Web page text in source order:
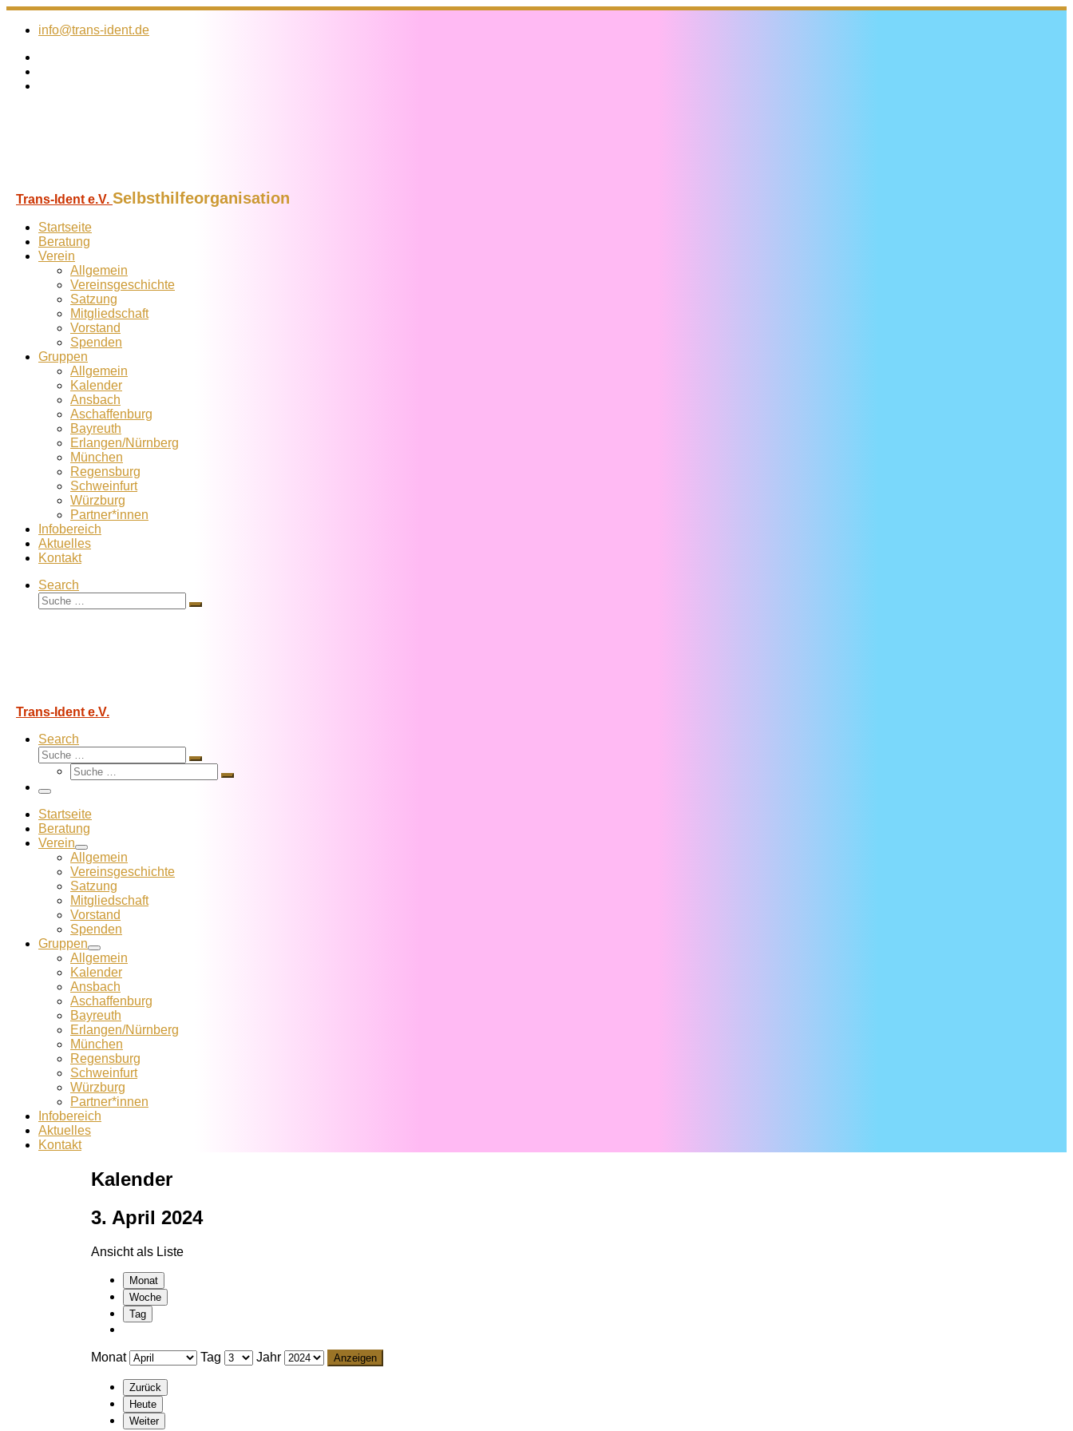
Zum
Inhalt
info@trans-ident.de
Trans-Ident e.V. Selbsthilfeorganisation
Startseite
Beratung
Verein
Allgemein
Vereins­geschichte
Satzung
Mitglied­schaft
Vorstand
Spenden
Gruppen
Allgemein
Kalender
Ansbach
Aschaffenburg
Bayreuth
Erlangen/Nürnberg
München
Regensburg
Schweinfurt
Würzburg
Partner*innen
Infobereich
Aktuelles
Kontakt
Search
Suche
Suche
Trans-Ident e.V.
Search
Suche
Suche
Suche
Suche
Menü
Startseite
Beratung
Verein
Allgemein
Vereins­geschichte
Satzung
Mitglied­schaft
Vorstand
Spenden
Gruppen
Allgemein
Kalender
Ansbach
Aschaffenburg
Bayreuth
Erlangen/Nürnberg
München
Regensburg
Schweinfurt
Würzburg
Partner*innen
Infobereich
Aktuelles
Kontakt
Kalender
3. April 2024
Ansicht als Liste
Monat
Woche
Tag
Monat Tag Jahr
Zurück
Heute
Weiter